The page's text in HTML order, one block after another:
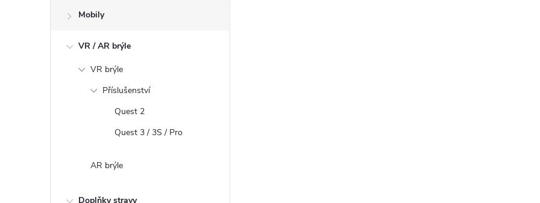
Mobily
VR / AR brýle
VR brýle
Příslušenství
Quest 2
Quest 3 / 3S / Pro
AR brýle
Doplňky stravy